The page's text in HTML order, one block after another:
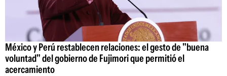
México y Perú restablecen relaciones: el gesto de "buena
voluntad" del gobierno de Fujimori que permitió el
acercamiento